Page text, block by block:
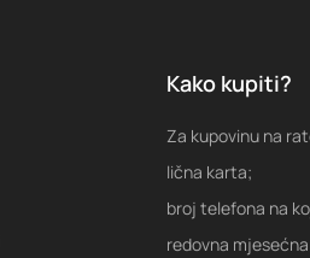
Kako kupiti?
Za kupovinu na
lična karta;
broj telefona na
redovna